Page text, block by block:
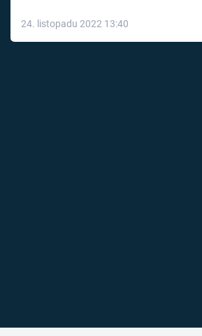
24. listopadu 2022 13:40